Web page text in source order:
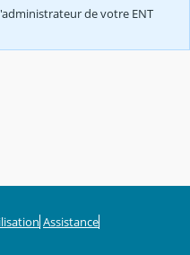
de votre ENT
Assistance